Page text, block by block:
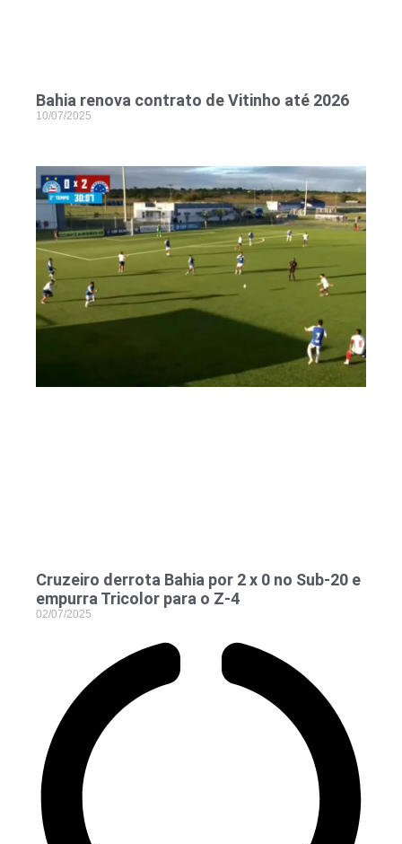
Bahia renova contrato de Vitinho até 2026
10/07/2025
Cruzeiro derrota Bahia por 2 x 0 no Sub‑20 e
empurra Tricolor para o Z‑4
02/07/2025